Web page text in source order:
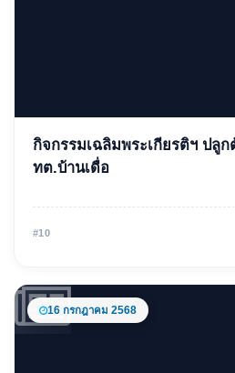
กิจกรรมเฉลิมพระ
ต้นไม้เพิ่มพื้นที่สีเ
เดื่อ
กิจกรรมเฉลิมพระเกียรติฯ ปลู
ทต.บ้านเดื่อ
#10
16 กรกฎาคม 2568